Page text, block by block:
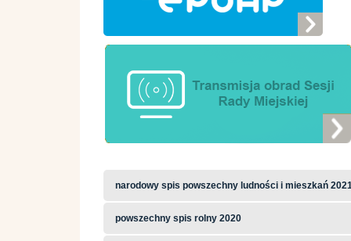
narodowy spis powszechny ludności i mieszkań
powszechny spis rolny 2020